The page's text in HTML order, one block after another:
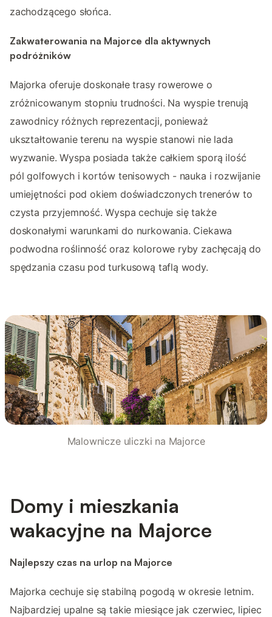
zachodzącego słońca.
Zakwaterowania na Majorce dla aktywnych
podróżników
Majorka oferuje doskonałe trasy rowerowe o
zróżnicowanym stopniu trudności. Na wyspie trenują
zawodnicy różnych reprezentacji, ponieważ
ukształtowanie terenu na wyspie stanowi nie lada
wyzwanie. Wyspa posiada także całkiem sporą ilość
pól golfowych i kortów tenisowych - nauka i rozwijanie
umiejętności pod okiem doświadczonych trenerów to
czysta przyjemność. Wyspa cechuje się także
doskonałymi warunkami do nurkowania. Ciekawa
podwodna roślinność oraz kolorowe ryby zachęcają do
spędzania czasu pod turkusową taflą wody.
Malownicze uliczki na Majorce
Domy i mieszkania
wakacyjne na Majorce
Najlepszy czas na urlop na Majorce
Majorka cechuje się stabilną pogodą w okresie letnim.
Najbardziej upalne są takie miesiące jak czerwiec, lipiec